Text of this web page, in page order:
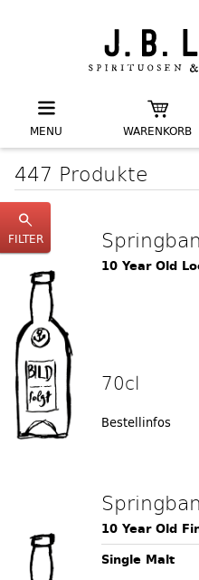
MENU WARENKORB
FILTER
447 Produkte
10 Year Old
70cl
Bestellinfos
10 Year Old
Single Malt